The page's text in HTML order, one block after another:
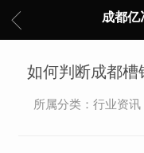
成都亿
如何判断成都槽
所属分类：行业资